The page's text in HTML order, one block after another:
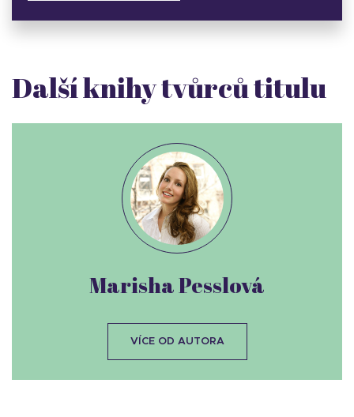
Další knihy tvůrců titulu
Marisha Pesslová
VÍCE OD AUTORA